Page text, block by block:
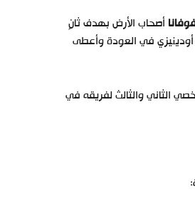
أصحاب الأرض بهدف ثانٍ
أودينيزي في العودة وأعطى
الثاني والثالث لفريقه في